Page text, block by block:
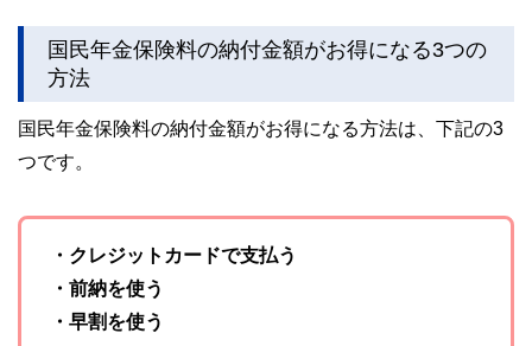
国民年金保険料の納付金額がお得になる3つの
方法
国民年金保険料の納付金額がお得になる方法は、下記の3
つです。
・クレジットカードで支払う
・前納を使う
・早割を使う